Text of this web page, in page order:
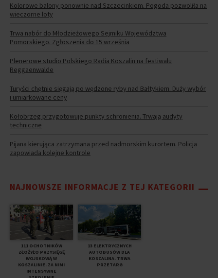
Kolorowe balony ponownie nad Szczecinkiem. Pogoda pozwoliła na
wieczorne loty
Trwa nabór do Młodzieżowego Sejmiku Województwa
Pomorskiego. Zgłoszenia do 15 września
Plenerowe studio Polskiego Radia Koszalin na festiwalu
Reggaenwalde
Turyści chętnie sięgają po wędzone ryby nad Bałtykiem. Duży wybór
i umiarkowane ceny
Kołobrzeg przygotowuje punkty schronienia. Trwają audyty
techniczne
Pijana kierująca zatrzymana przed nadmorskim kurortem. Policja
zapowiada kolejne kontrole
NAJNOWSZE INFORMACJE Z TEJ KATEGORII
111 OCHOTNIKÓW
ZŁOŻYŁO PRZYSIĘGĘ
WOJSKOWĄ W
KOSZALINIE. ZA NIMI
INTENSYWNE
13 ELEKTRYCZNYCH
AUTOBUSÓW DLA
KOSZALINA. TRWA
PRZETARG